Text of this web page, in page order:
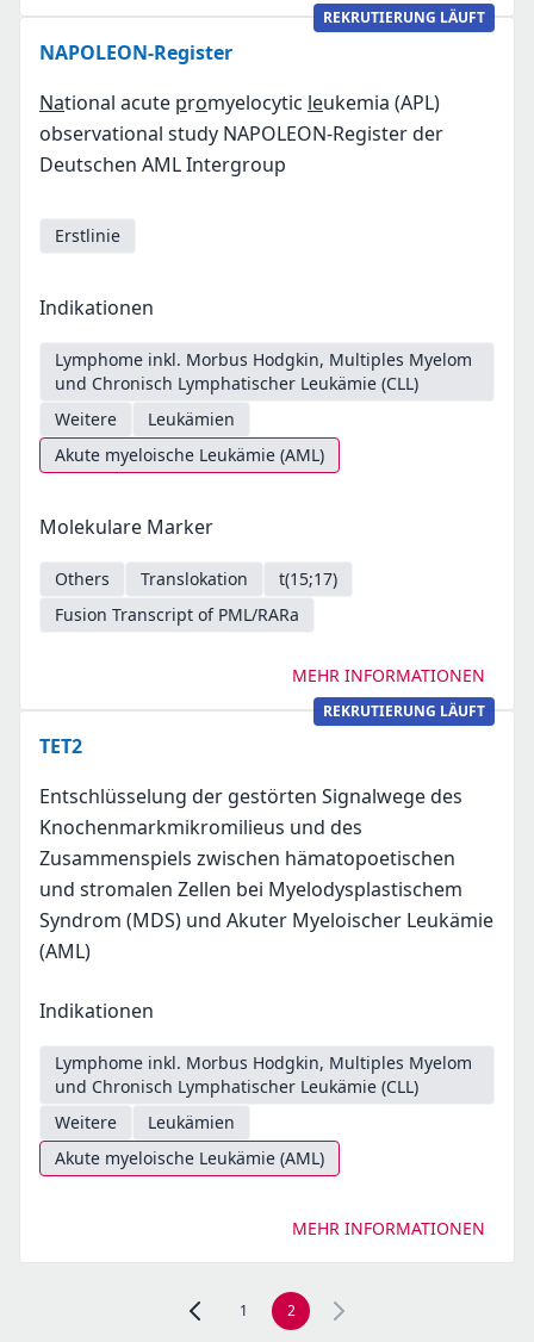
REKRUTIERUNG LÄUFT
NAPOLEON-Register
National acute promyelocytic leukemia (APL)
observational study NAPOLEON‐Register der
Deutschen AML Intergroup
Erstlinie
Indikationen
Lymphome inkl. Morbus Hodgkin, Multiples Myelom
und Chronisch Lymphatischer Leukämie (CLL)
Weitere
Leukämien
Akute myeloische Leukämie (AML)
Molekulare Marker
Others Translokation
t(15;17)
Fusion Transcript of PML/RARa
MEHR INFORMATIONEN
REKRUTIERUNG LÄUFT
TET2
Entschlüsselung der gestörten Signalwege des
Knochenmarkmikromilieus und des
Zusammenspiels zwischen hämatopoetischen
und stromalen Zellen bei Myelodysplastischem
Syndrom (MDS) und Akuter Myeloischer Leukämie
(AML)
Indikationen
Lymphome inkl. Morbus Hodgkin, Multiples Myelom
und Chronisch Lymphatischer Leukämie (CLL)
Weitere
Leukämien
Akute myeloische Leukämie (AML)
MEHR INFORMATIONEN
Zur vorherigen Seite, Seite 1 navigieren
1 2